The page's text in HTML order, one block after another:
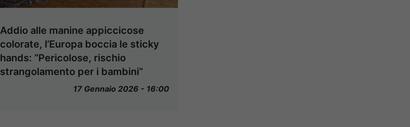
Addio alle manine appiccicose
colorate, l’Europa boccia le sticky
hands: “Pericolose, rischio
strangolamento per i bambini”
17 Gennaio 2026 - 16:00